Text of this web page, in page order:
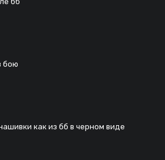
бою
как из бб в черном виде